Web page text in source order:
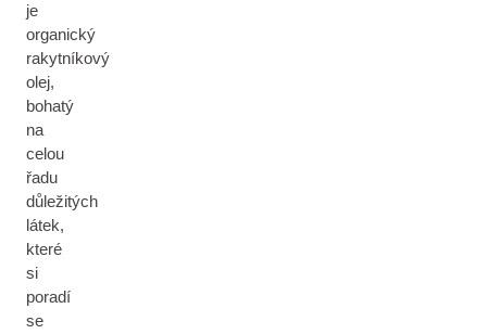
je
organický
rakytníkový
olej,
bohatý
na
celou
řadu
důležitých
látek,
které
si
poradí
se